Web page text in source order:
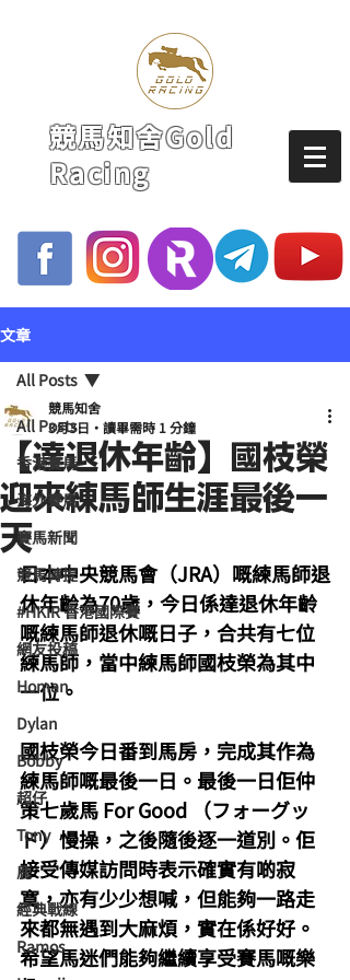
競馬知舍Gold
Racing
文章
All Posts
香港賽馬
海外賽馬
賽馬新聞
競馬磚提
#HKIR 香港國際賽
網友投稿
Homan
Dylan
Bobby
超仔
Tony
鹿
經典戰線
Ramos
All Posts
【達退休年齡】國枝榮
迎來練馬師生涯最後一
天
競馬知舍
3月3日
讀畢需時 1 分鐘
日本中央競馬會（JRA）嘅練馬師退
休年齡為70歲，今日係達退休年齡
嘅練馬師退休嘅日子，合共有七位
練馬師，當中練馬師國枝榮為其中
一位。
國枝榮今日番到馬房，完成其作為
練馬師嘅最後一日。最後一日佢仲
策七歲馬 For Good （フォーグッ
ド）慢操，之後隨後逐一道別。佢
接受傳媒訪問時表示確實有啲寂
寞，亦有少少想喊，但能夠一路走
來都無遇到大麻煩，實在係好好。
希望馬迷們能夠繼續享受賽馬嘅樂